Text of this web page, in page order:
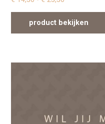
product bekijken